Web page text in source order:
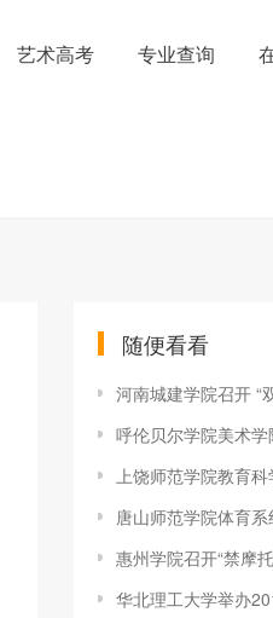
艺术高考 专业查询
随便看看
河南城建学院召开 “双一流
呼伦贝尔学院美术学院举办“我的肩膀
上饶师范学院教育科学学院开
唐山师范学院体育系组织开展纪
惠州学院召开“禁摩托车、
华北理工大学举办2018年“争